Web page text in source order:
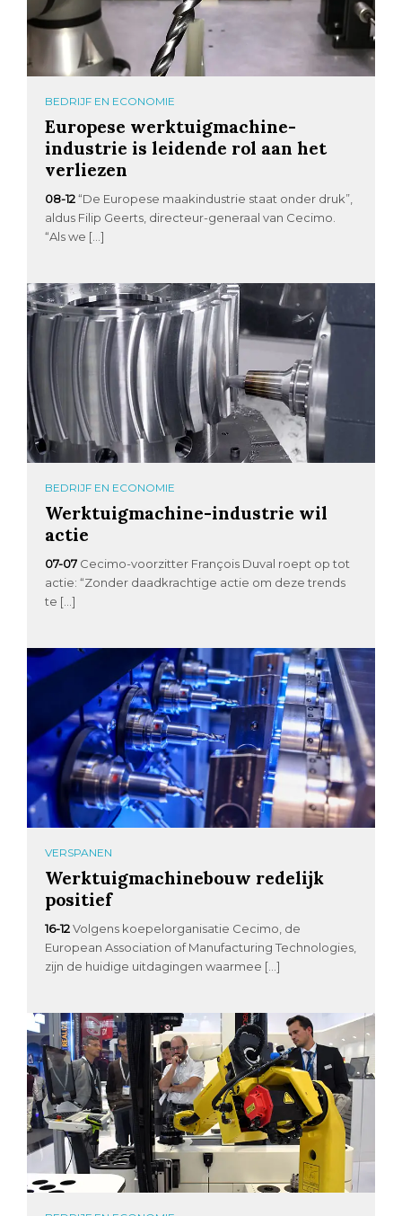
BEDRIJF EN ECONOMIE
Europese werktuigmachine-
industrie is leidende rol aan het
verliezen
08-12 “De Europese maakindustrie staat onder druk”,
aldus Filip Geerts, directeur-generaal van Cecimo.
“Als we […]
BEDRIJF EN ECONOMIE
Werktuigmachine-industrie wil
actie
07-07 Cecimo-voorzitter François Duval roept op tot
actie: “Zonder daadkrachtige actie om deze trends
te […]
VERSPANEN
Werktuigmachinebouw redelijk
positief
16-12 Volgens koepelorganisatie Cecimo, de
European Association of Manufacturing Technologies,
zijn de huidige uitdagingen waarmee […]